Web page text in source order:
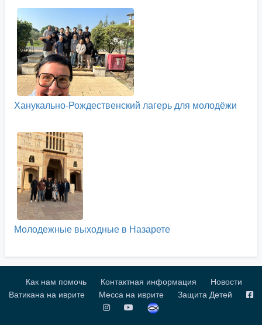
Ханукально-Рождественский лагерь для молодёжи
Молодежные выходные в Назарете
Как нам помочь Контактная информация
Новости
Ватикана на иврите
Месса на иврите Защита Детей